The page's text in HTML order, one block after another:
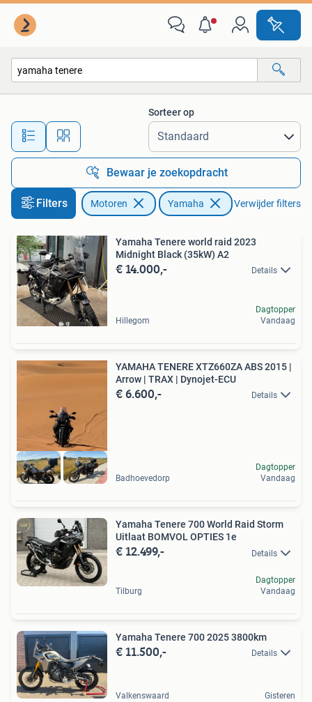
Alle afstanden…
Sorteer op
Bewaar je zoekopdracht
Filters Motoren Yamaha Verwijder filters
Yamaha Tenere world raid 2023
Midnight Black (35kW) A2
€ 14.000,- Details
Hillegom
Dagtopper
Vandaag
YAMAHA TENERE XTZ660ZA ABS 2015 |
Arrow | TRAX | Dynojet-ECU
€ 6.600,- Details
Badhoevedorp
Dagtopper
Vandaag
Yamaha Tenere 700 World Raid Storm
Uitlaat BOMVOL OPTIES 1e
€ 12.499,- Details
Tilburg
Dagtopper
Vandaag
Yamaha Tenere 700 2025 3800km
€ 11.500,- Details
Valkenswaard Gisteren